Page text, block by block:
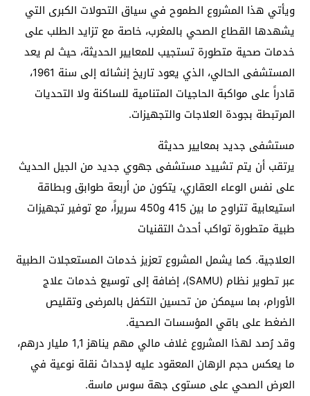
ويأتي هذا المشروع الطموح في سياق التحولات الكبرى التي
يشهدها القطاع الصحي بالمغرب، خاصة مع تزايد الطلب على
خدمات صحية متطورة تستجيب للمعايير الحديثة، حيث لم يعد
المستشفى الحالي، الذي يعود تاريخ إنشائه إلى سنة 1961،
قادراً على مواكبة الحاجيات المتنامية للساكنة ولا التحديات
المرتبطة بجودة العلاجات والتجهيزات.
مستشفى جديد بمعايير حديثة
يرتقب أن يتم تشييد مستشفى جهوي جديد من الجيل الحديث
على نفس الوعاء العقاري، يتكون من أربعة طوابق وبطاقة
استيعابية تتراوح ما بين 415 و450 سريراً، مع توفير تجهيزات
طبية متطورة تواكب أحدث التقنيات
العلاجية. كما يشمل المشروع تعزيز خدمات المستعجلات الطبية
عبر تطوير نظام (SAMU)، إضافة إلى توسيع خدمات علاج
الأورام، بما سيمكن من تحسين التكفل بالمرضى وتقليص
الضغط على باقي المؤسسات الصحية.
وقد رُصد لهذا المشروع غلاف مالي مهم يناهز 1,1 مليار درهم،
ما يعكس حجم الرهان المعقود عليه لإحداث نقلة نوعية في
العرض الصحي على مستوى جهة سوس ماسة.